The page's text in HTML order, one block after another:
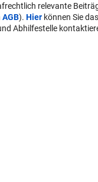
relevante
AGB). Hier können Sie
Abhilfestelle